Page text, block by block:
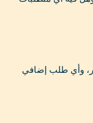
وأي طلب إضافي